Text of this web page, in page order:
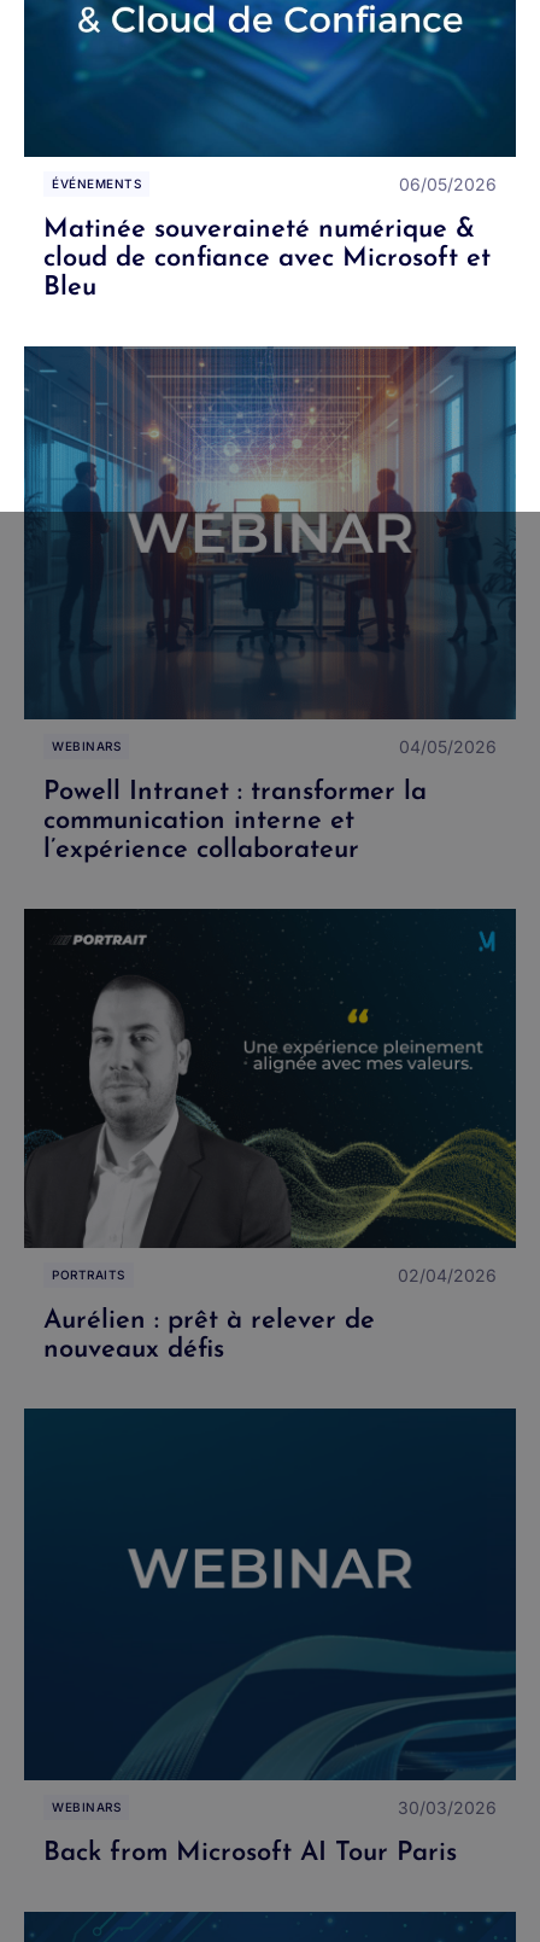
ÉVÉNEMENTS 06/05/2026
Matinée souveraineté numérique &
cloud de confiance avec Microsoft et
Bleu
WEBINARS 04/05/2026
Powell Intranet : transformer la
communication interne et
l’expérience collaborateur
PORTRAITS 02/04/2026
Aurélien : prêt à relever de
nouveaux défis
WEBINARS 30/03/2026
Back from Microsoft AI Tour Paris